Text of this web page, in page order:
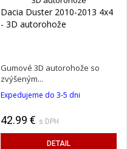
Dacia Duster 2010-2013 4x4
- 3D autorohože
Gumové 3D autorohože so
zvýšeným...
Expedujeme do 3-5 dni
42.99 € s DPH
DETAIL